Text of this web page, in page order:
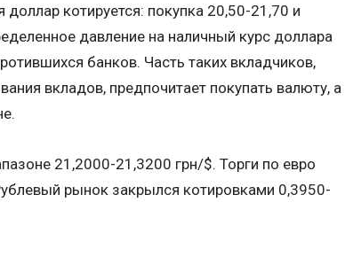
котируется: покупка 20,50-21,70 и
давление на наличный курс доллара
банков. Часть таких вкладчиков,
вкладов, предпочитает покупать валюту, а
21,2000-21,3200 грн/$. Торги по евро
рынок закрылся котировками 0,3950-